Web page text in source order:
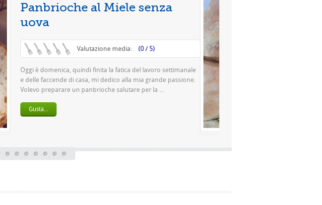
Pizza con la scarola
Valutazione media:
Questa è una pizza famosissima a Napoli Ingredienti Per la
pasta 500 g di farina rimacinata a pietra 0 10 g di lievito di